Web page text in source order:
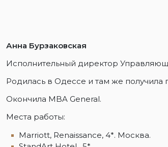
Анна Бурзаковская
Исполнительный директор
Родилась в Одессе и там же получила
Окончила MBA General.
Места работы:
Marriott, Renaissance, 4*. Москва.